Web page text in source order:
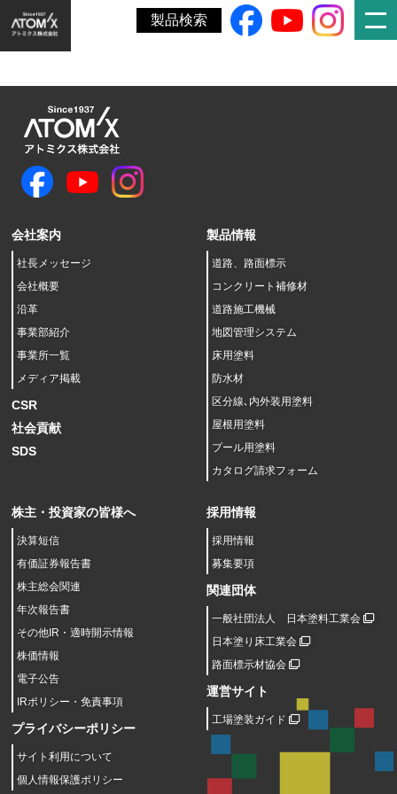
製品検索
ホーム» 2021年3月期第1四半期決算短信〔日本基準〕（連結）
会社案内
社長メッセージ
会社概要
沿革
事業部紹介
事業所一覧
メディア掲載
CSR
社会貢献
SDS
製品情報
道路、路面標示
コンクリート補修材
道路施工機械
地図管理システム
床用塗料
防水材
区分線､内外装用塗料
屋根用塗料
プール用塗料
カタログ請求フォーム
株主・投資家の皆様へ
決算短信
有価証券報告書
株主総会関連
年次報告書
その他IR・適時開示情報
株価情報
電子公告
IRポリシー・免責事項
プライバシーポリシー
サイト利用について
個人情報保護ポリシー
採用情報
採用情報
募集要項
関連団体
一般社団法人 日本塗料工業会
日本塗り床工業会
路面標示材協会
運営サイト
工場塗装ガイド